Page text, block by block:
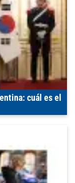
cuál es el